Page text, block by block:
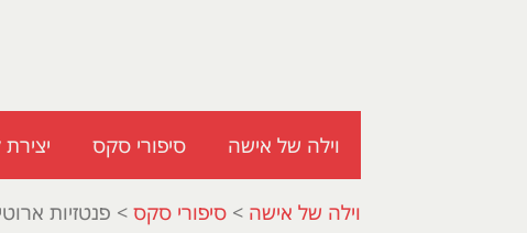
וילה של אישה סיפורי סקס
וילה של אישה > סיפורי סקס > פנטזיות